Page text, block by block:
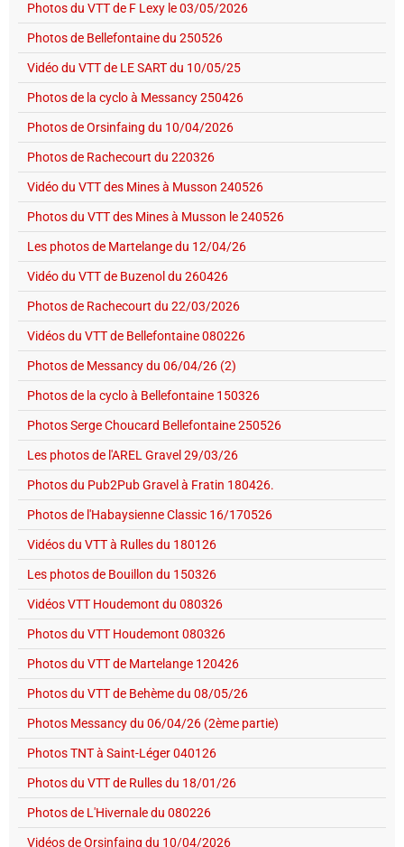
Photos du VTT de F Lexy le 03/05/2026
Photos de Bellefontaine du 250526
Vidéo du VTT de LE SART du 10/05/25
Photos de la cyclo à Messancy 250426
Photos de Orsinfaing du 10/04/2026
Photos de Rachecourt du 220326
Vidéo du VTT des Mines à Musson 240526
Photos du VTT des Mines à Musson le 240526
Les photos de Martelange du 12/04/26
Vidéo du VTT de Buzenol du 260426
Photos de Rachecourt du 22/03/2026
Vidéos du VTT de Bellefontaine 080226
Photos de Messancy du 06/04/26 (2)
Photos de la cyclo à Bellefontaine 150326
Photos Serge Choucard Bellefontaine 250526
Les photos de l'AREL Gravel 29/03/26
Photos du Pub2Pub Gravel à Fratin 180426.
Photos de l'Habaysienne Classic 16/170526
Vidéos du VTT à Rulles du 180126
Les photos de Bouillon du 150326
Vidéos VTT Houdemont du 080326
Photos du VTT Houdemont 080326
Photos du VTT de Martelange 120426
Photos du VTT de Behème du 08/05/26
Photos Messancy du 06/04/26 (2ème partie)
Photos TNT à Saint-Léger 040126
Photos du VTT de Rulles du 18/01/26
Photos de L'Hivernale du 080226
Vidéos de Orsinfaing du 10/04/2026